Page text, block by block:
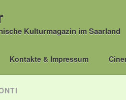
Kulturmagazin im Saarland
Kontakte & Impressum